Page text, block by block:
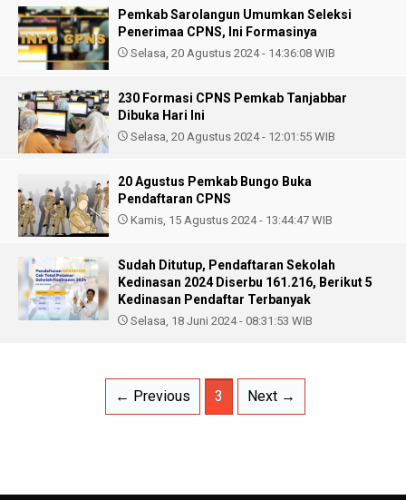
Pemkab Sarolangun Umumkan Seleksi
Penerimaa CPNS, Ini Formasinya
Selasa, 20 Agustus 2024 - 14:36:08 WIB
230 Formasi CPNS Pemkab Tanjabbar
Dibuka Hari Ini
Selasa, 20 Agustus 2024 - 12:01:55 WIB
20 Agustus Pemkab Bungo Buka
Pendaftaran CPNS
Kamis, 15 Agustus 2024 - 13:44:47 WIB
Sudah Ditutup, Pendaftaran Sekolah
Kedinasan 2024 Diserbu 161.216, Berikut 5
Kedinasan Pendaftar Terbanyak
Selasa, 18 Juni 2024 - 08:31:53 WIB
← Previous 3 Next →